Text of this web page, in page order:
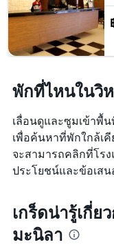
พักที่ไหนในวิ
เลื่อนดูและซูมเข้าพื้
เพื่อค้นหาที่พักใกล้เ
จะสามารถคลิกที่โร
ประโยชน์และข้อเส
เกร็ดน่ารู้เกี่ย
มะนิลา